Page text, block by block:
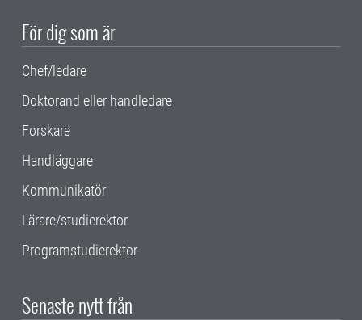
För dig som är
Chef/ledare
Doktorand eller handledare
Forskare
Handläggare
Kommunikatör
Lärare/studierektor
Programstudierektor
Senaste nytt från